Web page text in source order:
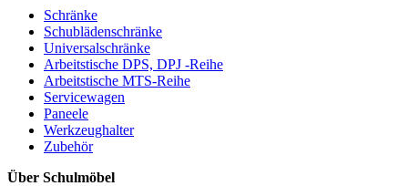
Schränke
Schublädenschränke
Universalschränke
Arbeitstische DPS, DPJ -Reihe
Arbeitstische MTS-Reihe
Servicewagen
Paneele
Werkzeughalter
Zubehör
Über Schulmöbel